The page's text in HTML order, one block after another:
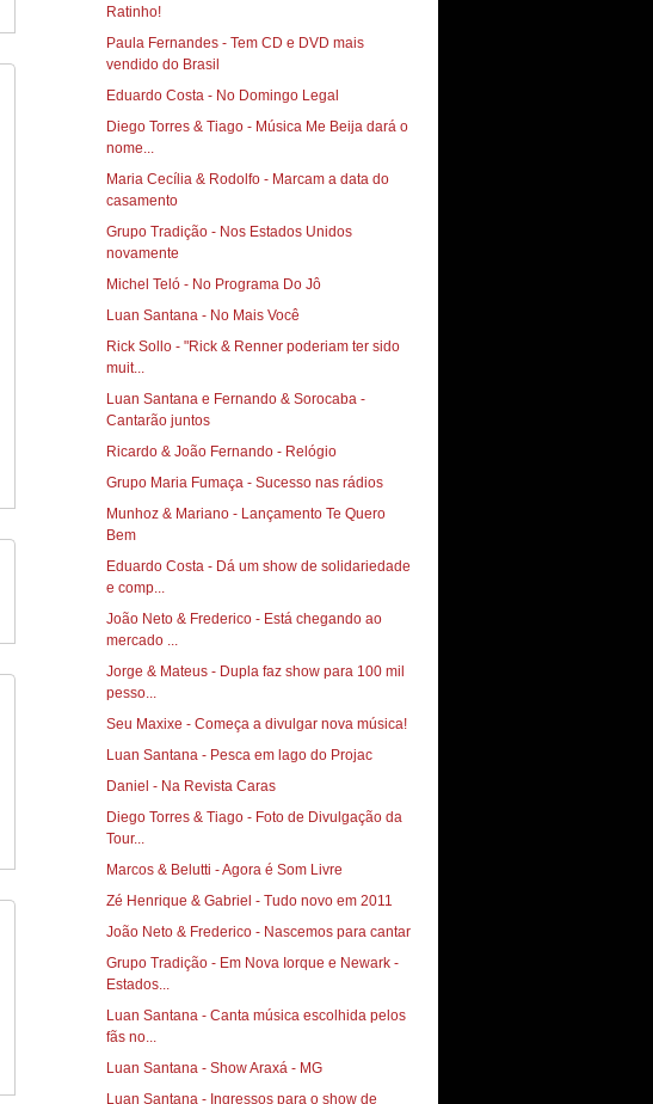
Ratinho!‏
Paula Fernandes - Tem CD e DVD mais
vendido do Brasil
Eduardo Costa - No Domingo Legal
Diego Torres & Tiago - Música Me Beija dará o
nome...
Maria Cecília & Rodolfo - Marcam a data do
casamento
Grupo Tradição - Nos Estados Unidos
novamente
Michel Teló - No Programa Do Jô
Luan Santana - No Mais Você
Rick Sollo - "Rick & Renner poderiam ter sido
muit...
Luan Santana e Fernando & Sorocaba -
Cantarão juntos
Ricardo & João Fernando - Relógio
Grupo Maria Fumaça - Sucesso nas rádios
Munhoz & Mariano‏ - Lançamento Te Quero
Bem
Eduardo Costa - Dá um show de solidariedade
e comp...
João Neto & Frederico - Está chegando ao
mercado ...
Jorge & Mateus - Dupla faz show para 100 mil
pesso...
Seu Maxixe - Começa a divulgar nova música!
Luan Santana - Pesca em lago do Projac
Daniel - Na Revista Caras
Diego Torres & Tiago‏ - Foto de Divulgação da
Tour...
Marcos & Belutti - Agora é Som Livre
Zé Henrique & Gabriel - Tudo novo em 2011
João Neto & Frederico - Nascemos para cantar
Grupo Tradição - Em Nova Iorque e Newark -
Estados...
Luan Santana - Canta música escolhida pelos
fãs no...
Luan Santana - Show Araxá - MG
Luan Santana - Ingressos para o show de